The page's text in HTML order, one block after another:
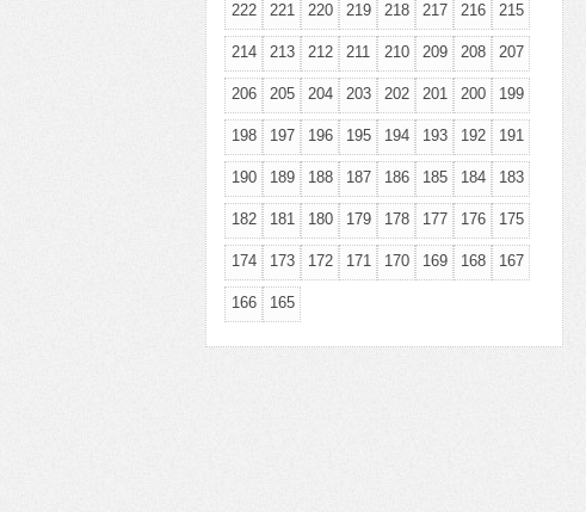
222 221 220 219 218 217 216 215
214 213 212 211 210 209 208 207
206 205 204 203 202 201 200 199
198 197 196 195 194 193 192 191
190 189 188 187 186 185 184 183
182 181 180 179 178 177 176 175
174 173 172 171 170 169 168 167
166 165